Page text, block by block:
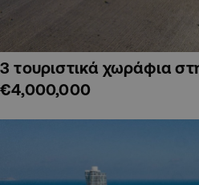
3 τουριστικά χωράφια
€4,000,000